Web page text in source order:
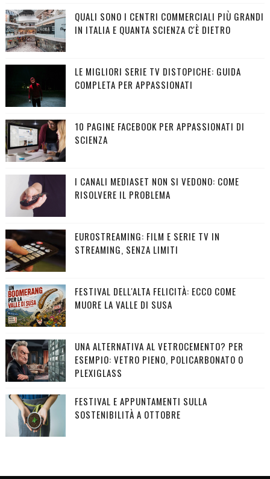
QUALI SONO I CENTRI COMMERCIALI PIÙ GRANDI
IN ITALIA E QUANTA SCIENZA C'È DIETRO
LE MIGLIORI SERIE TV DISTOPICHE: GUIDA
COMPLETA PER APPASSIONATI
10 PAGINE FACEBOOK PER APPASSIONATI DI
SCIENZA
I CANALI MEDIASET NON SI VEDONO: COME
RISOLVERE IL PROBLEMA
EUROSTREAMING: FILM E SERIE TV IN
STREAMING, SENZA LIMITI
FESTIVAL DELL'ALTA FELICITÀ: ECCO COME
MUORE LA VALLE DI SUSA
UNA ALTERNATIVA AL VETROCEMENTO? PER
ESEMPIO: VETRO PIENO, POLICARBONATO O
PLEXIGLASS
FESTIVAL E APPUNTAMENTI SULLA
SOSTENIBILITÀ A OTTOBRE